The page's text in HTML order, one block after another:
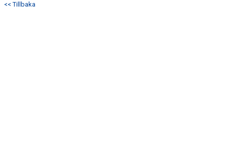
<< Tillbaka